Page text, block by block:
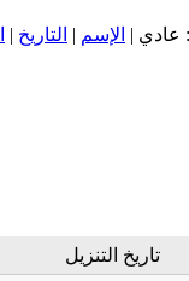
| الإسم | التاريخ |
تاريخ التنزيل